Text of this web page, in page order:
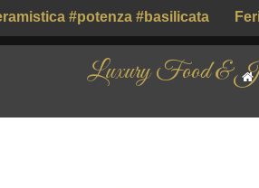
#potenza #basilicata Ferie
Luxury Food &